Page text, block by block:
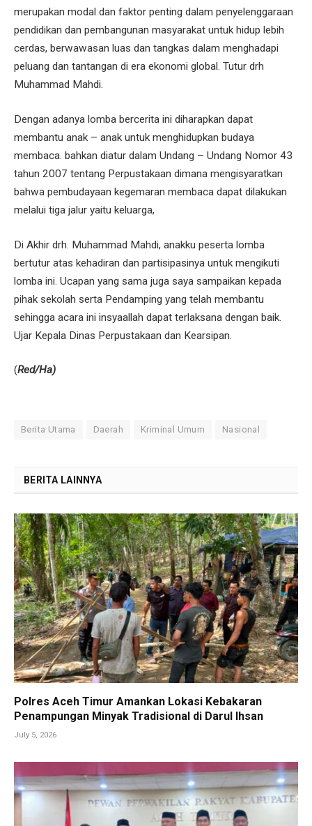
merupakan modal dan faktor penting dalam penyelenggaraan
pendidikan dan pembangunan masyarakat untuk hidup lebih
cerdas, berwawasan luas dan tangkas dalam menghadapi
peluang dan tantangan di era ekonomi global. Tutur drh
Muhammad Mahdi.
Dengan adanya lomba bercerita ini diharapkan dapat
membantu anak – anak untuk menghidupkan budaya
membaca. bahkan diatur dalam Undang – Undang Nomor 43
tahun 2007 tentang Perpustakaan dimana mengisyaratkan
bahwa pembudayaan kegemaran membaca dapat dilakukan
melalui tiga jalur yaitu keluarga,
Di Akhir drh. Muhammad Mahdi, anakku peserta lomba
bertutur atas kehadiran dan partisipasinya untuk mengikuti
lomba ini. Ucapan yang sama juga saya sampaikan kepada
pihak sekolah serta Pendamping yang telah membantu
sehingga acara ini insyaallah dapat terlaksana dengan baik.
Ujar Kepala Dinas Perpustakaan dan Kearsipan.
(Red/Ha)
Berita Utama Daerah Kriminal Umum Nasional
BERITA LAINNYA
Polres Aceh Timur Amankan Lokasi Kebakaran
Penampungan Minyak Tradisional di Darul Ihsan
July 5, 2026